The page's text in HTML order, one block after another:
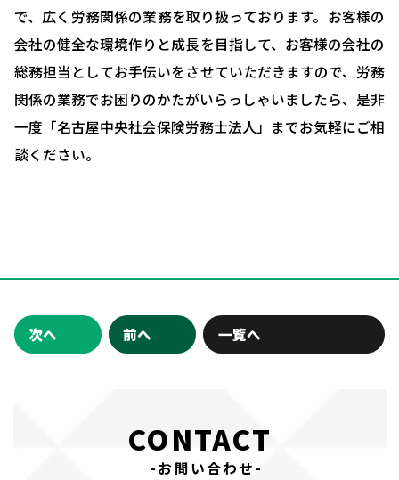
会社概要
お問い合わせ・相談予約
で、広く労務関係の業務を取り扱っております。お客様の
会社の健全な環境作りと成長を目指して、お客様の会社の
総務担当としてお手伝いをさせていただきますので、労務
関係の業務でお困りのかたがいらっしゃいましたら、是非
一度「名古屋中央社会保険労務士法人」までお気軽にご相
談ください。
次へ 前へ 一覧へ
CONTACT
-お問い合わせ-